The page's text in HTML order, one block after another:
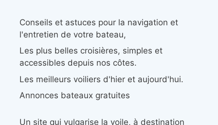
Conseils et astuces pour la navigation et
l'entretien de votre bateau,
Les plus belles croisières, simples et
accessibles depuis nos côtes.
Les meilleurs voiliers d'hier et aujourd'hui.
Annonces bateaux gratuites
Un site qui vulgarise la voile, à destination